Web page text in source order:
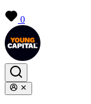
0